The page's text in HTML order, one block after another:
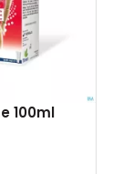
100ml